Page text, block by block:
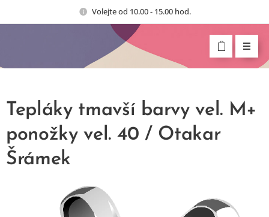
Volejte od 10.00 - 15.00 hod.
Tepláky tmavší barvy vel. M+
ponožky vel. 40 / Otakar
Šrámek